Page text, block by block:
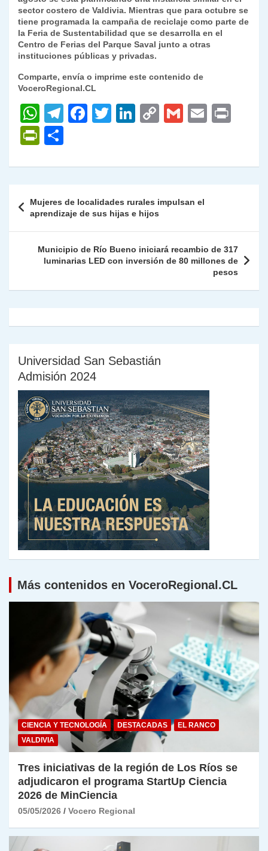
sector costero de Valdivia. Mientras que para octubre se
tiene programada la campaña de reciclaje como parte de
la Feria de Sustentabilidad que se desarrolla en el
Centro de Ferias del Parque Saval junto a otras
instituciones públicas y privadas.
Comparte, envía o imprime este contenido de
VoceroRegional.CL
W
h
at
s
p
p
T
gr
m
F
e
o
o
k
T
er
Li
e
n
C
y
n
k
G
l
E
l
P
nt
Fr
ie
n
dl
y
m
p
ar
tir
de
entradas
Mujeres de localidades rurales impulsan el
aprendizaje de sus hijas e hijos
Municipio de Río Bueno iniciará recambio de 317
luminarias LED con inversión de 80 millones de
pesos
Universidad San Sebastián
Admisión 2024
Más contenidos en VoceroRegional.CL
CIENCIA Y TECNOLOGÍA DESTACADAS
EL RANCO
VALDIVIA
Tres iniciativas de la región de Los Ríos se
adjudicaron el programa StartUp Ciencia
2026 de MinCiencia
05/05/2026 Vocero Regional